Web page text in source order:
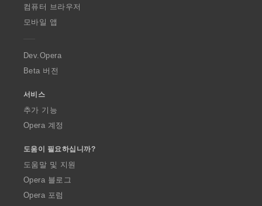
O
p
a
컴퓨터 브라우저
모바일 앱
Dev.Opera
Beta 버전
서비스
추가 기능
Opera 계정
도움이 필요하십니까?
도움말 및 지원
Opera 블로그
Opera 포럼